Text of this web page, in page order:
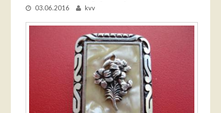
03.06.2016 kvv